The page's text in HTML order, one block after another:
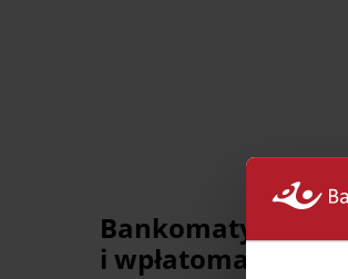
Bankomaty
i wpłatomaty